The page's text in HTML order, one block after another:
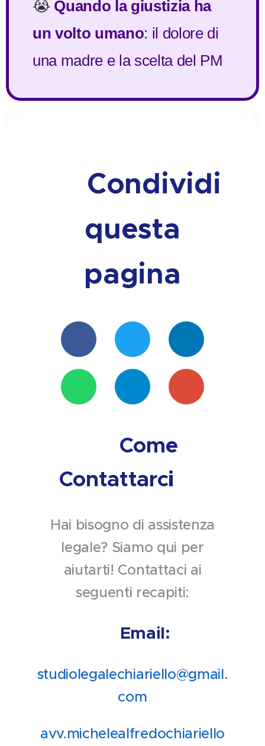
😭 Quando la giustizia ha
un volto umano: il dolore di
una madre e la scelta del PM
🔗 Condividi
questa
pagina
📞 Come
Contattarci 📞
Hai bisogno di assistenza
legale? Siamo qui per
aiutarti! Contattaci ai
seguenti recapiti:
📧 Email:
studiolegalechiariello@gmail.
com
avv.michelealfredochiariello